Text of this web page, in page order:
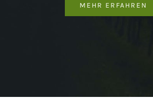
MEHR ERFAHREN